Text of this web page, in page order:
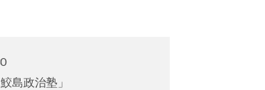
島政治塾」